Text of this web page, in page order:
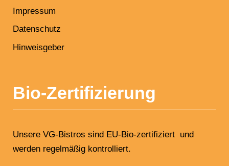
Impressum
Datenschutz
Hinweisgeber
Bio-Zertifizierung
Unsere VG-Bistros sind EU-Bio-zertifiziert und
werden regelmäßig kontrolliert.